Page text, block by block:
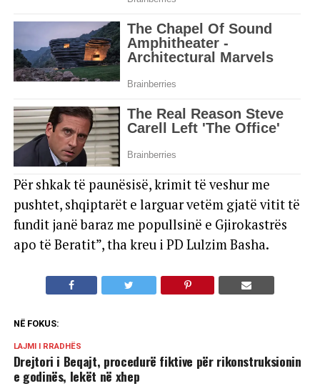
Për shkak të paunësisë, krimit të veshur me
pushtet, shqiptarët e larguar vetëm gjatë vitit të
fundit janë baraz me popullsinë e Gjirokastrës
apo të Beratit”, tha kreu i PD Lulzim Basha.
NË FOKUS:
LAJMI I RRADHËS
Drejtori i Beqajt, procedurë fiktive për rikonstruksionin
e godinës, lekët në xhep